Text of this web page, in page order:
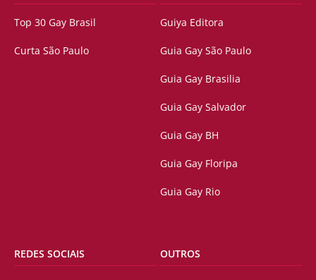
Top 30 Gay Brasil
Curta São Paulo
Guiya Editora
Guia Gay São Paulo
Guia Gay Brasilia
Guia Gay Salvador
Guia Gay BH
Guia Gay Floripa
Guia Gay Rio
REDES SOCIAIS OUTROS